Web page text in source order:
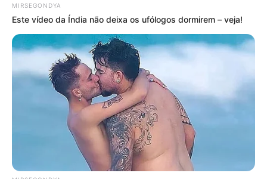
MIRSEGONDYA
Este vídeo da Índia não deixa os ufólogos dormirem – veja!